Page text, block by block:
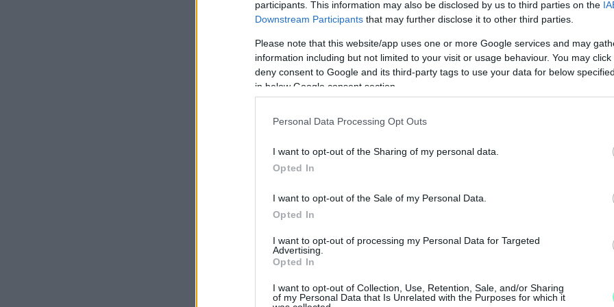
participants. This information may also be disclosed by us to third parties on the
Downstream Participants that may further disclose it to other third parties.
Please note that this website/app uses one or more Google services and may
information including but not limited to your visit or usage behaviour. You may
deny consent to Google and its third-party tags to use your data for below
in below Google consent section.
Personal Data Processing Opt Outs
I want to opt-out of the Sharing of my personal data.
Opted In
I want to opt-out of the Sale of my Personal Data.
Opted In
I want to opt-out of processing my Personal Data for Targeted
Advertising.
Opted In
I want to opt-out of Collection, Use, Retention, Sale, and/or Sharing
of my Personal Data that Is Unrelated with the Purposes for which it